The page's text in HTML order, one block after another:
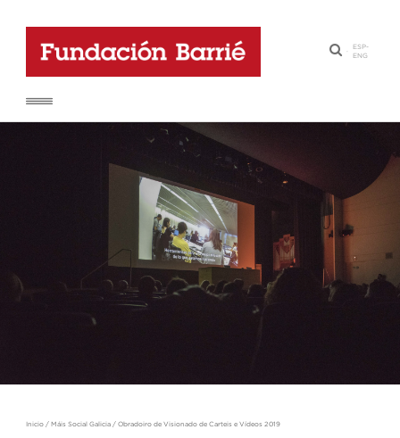
·
ESP-
ENG
Inicio / Máis Social Galicia / Obradoiro de Visionado de Carteis e Vídeos 2019